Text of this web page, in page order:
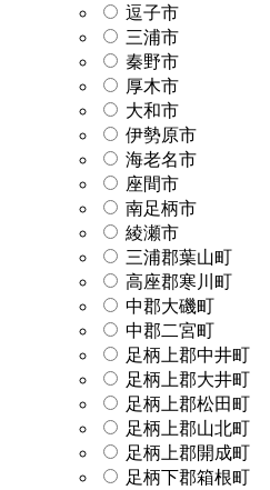
逗子市
三浦市
秦野市
厚木市
大和市
伊勢原市
海老名市
座間市
南足柄市
綾瀬市
三浦郡葉山町
高座郡寒川町
中郡大磯町
中郡二宮町
足柄上郡中井町
足柄上郡大井町
足柄上郡松田町
足柄上郡山北町
足柄上郡開成町
足柄下郡箱根町